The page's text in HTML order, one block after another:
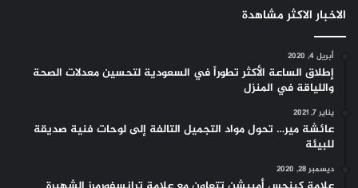
الاخبار الاكثر مشاهدة
أبريل 4, 2020
إطلاق الساعة الأكثر تطوراً في السعودية لتحسين معدلات الصحة
واللياقة في المنزل
يناير 7, 2021
عائشة مير… تحول مواد التجميل التالفة إلى لوحات فنية صديقة
للبيئة
ديسمبر 28, 2020